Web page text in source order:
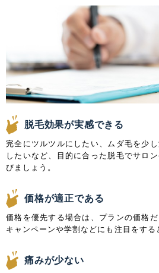
脱毛効果が実感できる
完全にツルツルにしたい、ムダ毛を少
したいなど、目的に合った脱毛でサロ
びましょう。
価格が適正である
価格を優先する場合は、プランの価格
キャンペーンや学割などにも注目をする
痛みが少ない